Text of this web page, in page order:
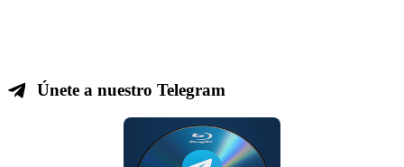
Únete a nuestro Telegram